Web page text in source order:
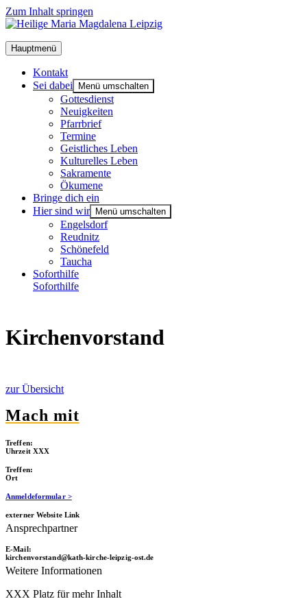
Zum Inhalt springen
Hauptmenü
Kon­takt
Sei dabei
Menü umschalten
Got­tes­dienst
Neu­ig­kei­ten
Pfarr­brief
Ter­mi­ne
Geist­li­ches Leben
Kul­tu­rel­les Leben
Sakra­men­te
Öku­me­ne
Brin­ge dich ein
Hier sind wir
Menü umschalten
Engels­dorf
Reud­nitz
Schö­ne­feld
Tau­cha
Soforthilfe
Soforthilfe
Kir­chen­vor­stand
zur Über­sicht
Mach mit
Tref­fen:
Uhr­zeit XXX
Tref­fen:
Ort
Anmel­de­for­mu­lar >
exter­ner Web­site Link
Ansprech­part­ner
E‑Mail:
kirchenvorstand@kath-kirche-leipzig-ost.de
Wei­te­re Informationen
XXX Platz für mehr Inhalt